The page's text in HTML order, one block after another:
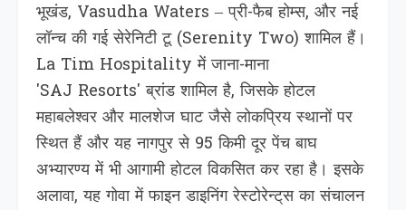
भूखंड, Vasudha Waters – प्री-फैब होम्स, और नई
लॉन्च की गई सेरेनिटी टू (Serenity Two) शामिल हैं।
La Tim Hospitality में जाना-माना
'SAJ Resorts' ब्रांड शामिल है, जिसके होटल
महाबलेश्वर और मालशेज घाट जैसे लोकप्रिय स्थानों पर
स्थित हैं और यह नागपुर से 95 किमी दूर पेंच बाघ
अभ्यारण्य में भी आगामी होटल विकसित कर रहा है। इसके
अलावा, यह गोवा में फाइन डाइनिंग रेस्टोरेन्ट्‌स का संचालन